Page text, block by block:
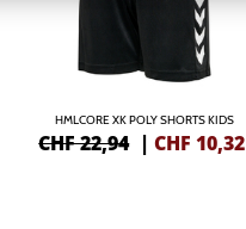
HMLCORE XK POLY SHORTS KIDS
CHF 22,94 |CHF 10,32